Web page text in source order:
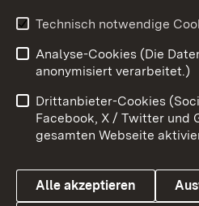
Impressum
Barrierefreiheit
Cookies
Technisch notwendige
Analyse-Cookies (Die
anonymisiert verarbeitet.)
Drittanbieter-Cookies
Facebook, X / Twitter und
gesamten Webseite
Alle akzeptieren